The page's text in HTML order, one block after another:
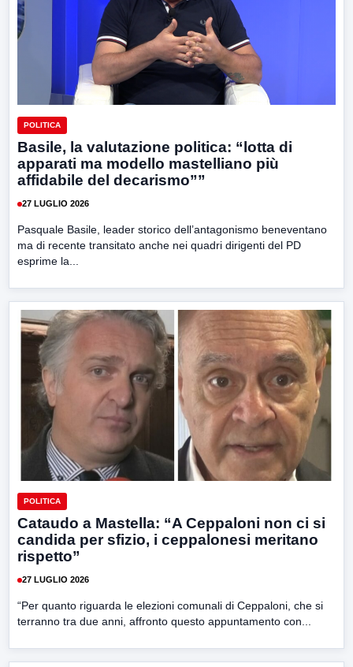
POLITICA
Basile, la valutazione politica: “lotta di
apparati ma modello mastelliano più
affidabile del decarismo””
27 LUGLIO 2026
Pasquale Basile, leader storico dell’antagonismo beneventano
ma di recente transitato anche nei quadri dirigenti del PD
esprime la...
POLITICA
Cataudo a Mastella: “A Ceppaloni non ci si
candida per sfizio, i ceppalonesi meritano
rispetto”
27 LUGLIO 2026
“Per quanto riguarda le elezioni comunali di Ceppaloni, che si
terranno tra due anni, affronto questo appuntamento con...